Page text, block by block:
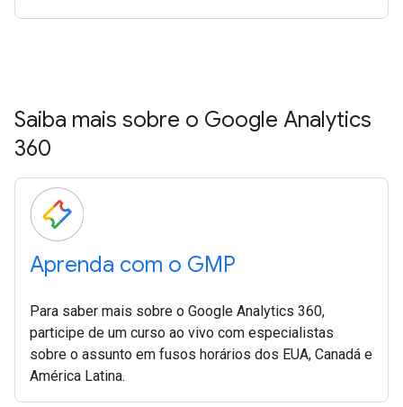
Saiba mais sobre o Google Analytics
360
Aprenda com o GMP
Para saber mais sobre o Google Analytics 360,
participe de um curso ao vivo com especialistas
sobre o assunto em fusos horários dos EUA, Canadá e
América Latina.